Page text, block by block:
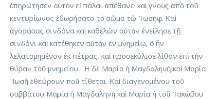
ἐπηρώτησεν αὐτὸν εἰ πάλαι ἀπέθανε· καὶ γνοὺς ἀπὸ τοῦ
κεντυρίωνος ἐδωρήσατο τὸ σῶμα τῷ ᾿Ιωσήφ. Καὶ
ἀγοράσας σινδόνα καὶ καθελὼν αὐτὸν ἐνείλησε τῇ
σινδόνι καὶ κατέθηκεν αὐτὸν ἐν μνημείῳ, ὃ ἦν
λελατομημένον ἐκ πέτρας, καὶ προσεκύλισε λίθον ἐπὶ τὴν
θύραν τοῦ μνημείου. ῾Η δὲ Μαρία ἡ Μαγδαληνὴ καὶ Μαρία
᾿Ιωσῆ ἐθεώρουν ποῦ τίθεται. Καὶ διαγενομένου τοῦ
σαββάτου Μαρία ἡ Μαγδαληνὴ καὶ Μαρία ἡ τοῦ ᾿Ιακώβου